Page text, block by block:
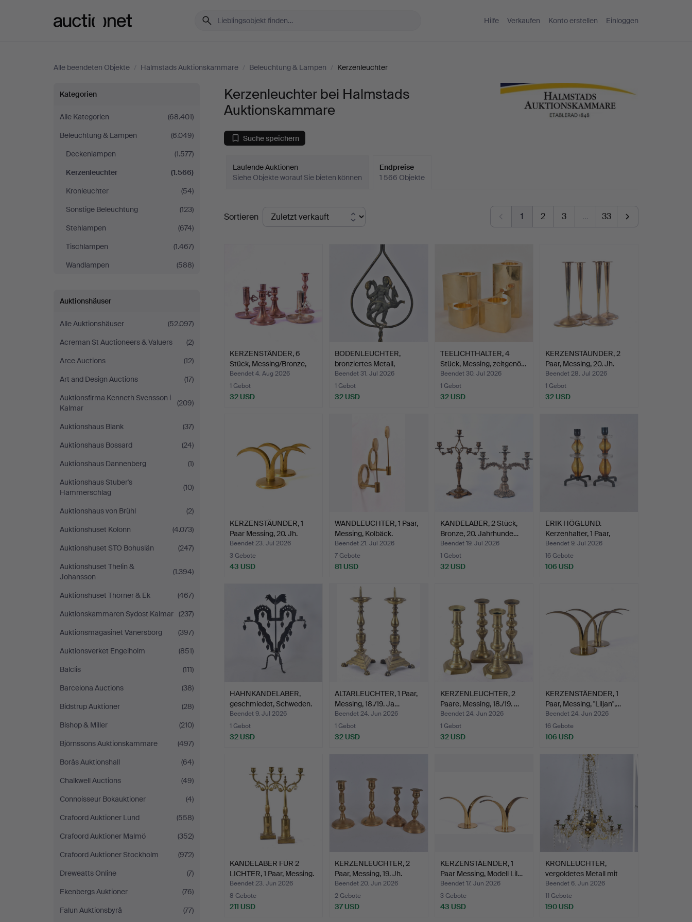
Hilfe Verkaufen Konto erstellen Einloggen
Alle beendeten Objekte / Halmstads Auktionskammare / Beleuchtung & Lampen / Kerzenleuchter
Kerzenleuchter
bei
Halmstads
Auktionskammare
Kategorien
Alle Kategorien
(68.401)
Beleuchtung & Lampen
(6.049)
Deckenlampen
(1.577)
Kerzenleuchter
(1.566)
Kronleuchter
(54)
Sonstige Beleuchtung
(123)
Stehlampen
(674)
Tischlampen
(1.467)
Wandlampen
(588)
Auktionshäuser
Alle Auktionshäuser
(52.097)
Acreman St Auctioneers & Valuers
(2)
Arce Auctions
(12)
Art and Design Auctions
(17)
Auktionsfirma Kenneth Svensson i
Kalmar
(209)
Auktionshaus Blank
(37)
Auktionshaus Bossard
(24)
Auktionshaus Dannenberg
(1)
Auktionshaus Stuber's
Hammerschlag
(10)
Auktionshaus von Brühl
(2)
Auktionshuset Kolonn
(4.073)
Auktionshuset STO Bohuslän
(247)
Auktionshuset Thelin &
Johansson
(1.394)
Auktionshuset Thörner & Ek
(467)
Auktionskammaren Sydost Kalmar (237)
Auktionsmagasinet Vänersborg
(397)
Auktionsverket Engelholm
(851)
Balclis
(111)
Barcelona Auctions
(38)
Bidstrup Auktioner
(28)
Bishop & Miller
(210)
Björnssons Auktionskammare
(497)
Borås Auktionshall
(64)
Chalkwell Auctions
(49)
Connoisseur Bokauktioner
(4)
Crafoord Auktioner Lund
(558)
Crafoord Auktioner Malmö
(352)
Crafoord Auktioner Stockholm
(972)
Dreweatts Online
(7)
Ekenbergs Auktioner
(76)
Falun Auktionsbyrå
(77)
Kerzenleuchter bei Halmstads
Auktionskammare
Suche speichern
Laufende Auktionen
Siehe Objekte worauf Sie bieten können
Endpreise
1 566 Objekte
Endpreise
Sortieren 1 2 3 … 33
KERZENSTÄNDER, 6
Stück, Messing/Bronze,
20…
Beendet 4. Aug 2026
1 Gebot
32 USD
BODENLEUCHTER,
bronziertes Metall,
Swedish…
Beendet 31. Jul 2026
1 Gebot
32 USD
TEELICHTHALTER, 4
Stück, Messing, zeitgenö…
Beendet 30. Jul 2026
1 Gebot
32 USD
KERZENSTÄUNDER, 2
Paar, Messing, 20. Jh.
Beendet 28. Jul 2026
1 Gebot
32 USD
KERZENSTÄUNDER, 1
Paar Messing, 20. Jh.
Beendet 23. Jul 2026
3 Gebote
43 USD
WANDLEUCHTER, 1 Paar,
Messing, Kolbäck.
Beendet 21. Jul 2026
7 Gebote
81 USD
KANDELABER, 2 Stück,
Bronze, 20. Jahrhunde…
Beendet 19. Jul 2026
1 Gebot
32 USD
ERIK HÖGLUND.
Kerzenhalter, 1 Paar,
Schmie…
Beendet 9. Jul 2026
16 Gebote
106 USD
HAHNKANDELABER,
geschmiedet, Schweden.
Beendet 9. Jul 2026
1 Gebot
32 USD
ALTARLEUCHTER, 1 Paar,
Messing, 18./19. Ja…
Beendet 24. Jun 2026
1 Gebot
32 USD
KERZENLEUCHTER, 2
Paare, Messing, 18./19. …
Beendet 24. Jun 2026
1 Gebot
32 USD
KERZENSTÄENDER, 1
Paar, Messing, "Liljan",…
Beendet 24. Jun 2026
16 Gebote
106 USD
KANDELABER FÜR 2
LICHTER, 1 Paar, Messing.
Beendet 23. Jun 2026
8 Gebote
211 USD
KERZENLEUCHTER, 2
Paar, Messing, 19. Jh.
Beendet 20. Jun 2026
2 Gebote
37 USD
KERZENSTÄENDER, 1
Paar Messing, Modell Lil…
Beendet 17. Jun 2026
3 Gebote
43 USD
KRONLEUCHTER,
vergoldetes Metall mit
Prism…
Beendet 6. Jun 2026
11 Gebote
190 USD